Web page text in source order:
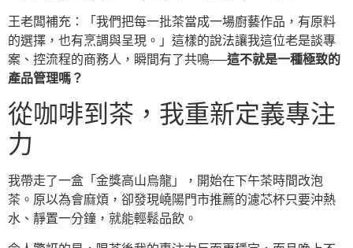
王老闆補充：「我們把每一批茶當成一場廚藝作品，有原料
的選擇，也有烹調與呈現。」這樣的說法讓我這位老是談專
案、控流程的商務人，瞬間有了共鳴──這不就是一種極致的
產品管理嗎？
從咖啡到茶，我重新定義專注
力
我帶走了一盒「金獎高山烏龍」，開始在下午茶時間改泡
茶。原以為會麻煩，卻發現嶢陽門市推薦的濾芯杯只要沖熱
水、靜置一分鐘，就能輕鬆品飲。